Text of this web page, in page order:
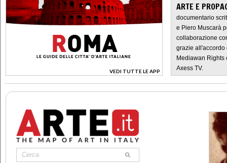
VEDI TUTTE LE APP
>
ARTE E
documentario
e Piero Muscarà
collaborazione
grazie all'accordo
Mediawan Rights
Axess TV.